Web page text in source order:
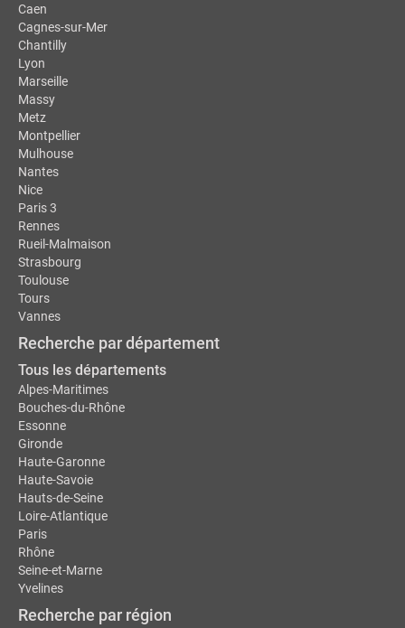
Caen
Cagnes-sur-Mer
Chantilly
Lyon
Marseille
Massy
Metz
Montpellier
Mulhouse
Nantes
Nice
Paris 3
Rennes
Rueil-Malmaison
Strasbourg
Toulouse
Tours
Vannes
Recherche par département
Tous les départements
Alpes-Maritimes
Bouches-du-Rhône
Essonne
Gironde
Haute-Garonne
Haute-Savoie
Hauts-de-Seine
Loire-Atlantique
Paris
Rhône
Seine-et-Marne
Yvelines
Recherche par région